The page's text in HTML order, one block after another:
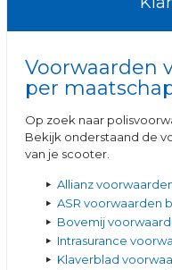
Voorwaarden
per
Op zoek naar
Bekijk onderstaand de
van je scooter.
Allianz
ASR voorwaarden
Bovemij
Intrasurance
Klaverblad